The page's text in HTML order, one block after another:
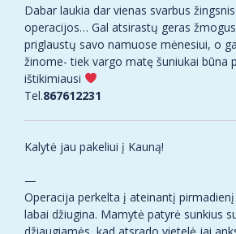
Dabar laukia dar vienas svarbus
operacijos… Gal atsirastų geras
priglaustų savo namuose mėnesiui, o
žinome- tiek vargo matę šuniukai būna
ištikimiausi
Tel.867612231
Kalytė jau pakeliui į Kauną!
—
Operacija perkelta į ateinantį pirmadienį
labai džiugina. Mamytė patyrė sunkius